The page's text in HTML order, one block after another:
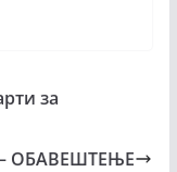
за
– ОБАВЕШТЕЊЕ